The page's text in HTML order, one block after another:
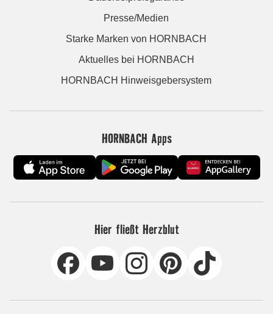
Presse/Medien
Starke Marken von HORNBACH
Aktuelles bei HORNBACH
HORNBACH Hinweisgebersystem
HORNBACH Apps
Hier fließt Herzblut